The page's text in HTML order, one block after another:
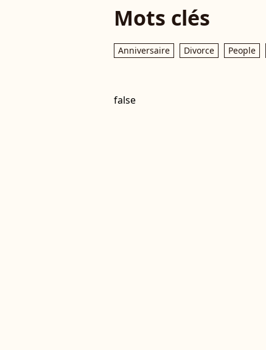
Mots clés
Anniversaire Divorce People
false